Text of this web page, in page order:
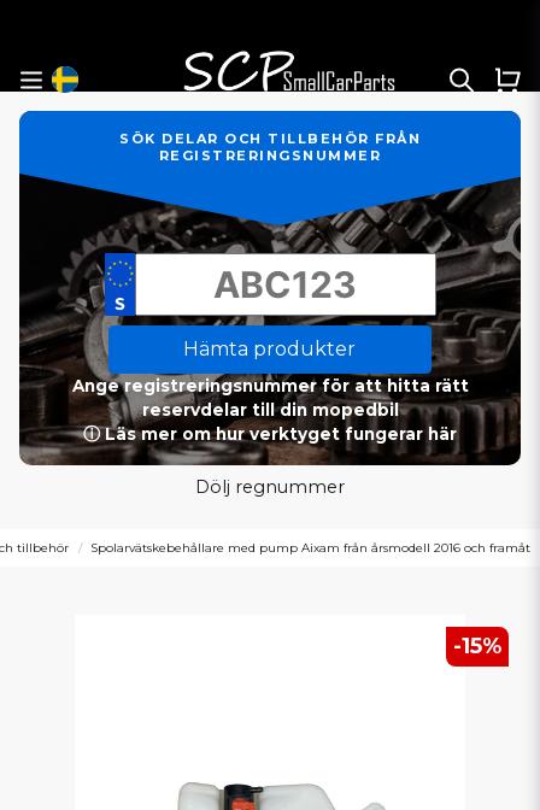
SÖK DELAR OCH TILLBEHÖR FRÅN
REGISTRERINGSNUMMER
Hämta produkter
Ange registreringsnummer för att hitta rätt
reservdelar till din mopedbil
ⓘ Läs mer om hur verktyget fungerar här
Dölj regnummer
tillbehör Spolarvätskebehållare med pump Aixam från årsmodell 2016 och framåt
-15%